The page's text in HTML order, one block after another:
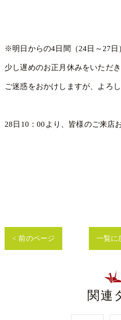
※明日からの4日間（24日～27日
少し遅めのお正月休みをいただき
ご迷惑をおかけしますが、よろ
28日10：00より、皆様のご来店
< 前のページ 一覧に
関連